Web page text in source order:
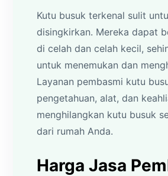
Kutu busuk terkenal sulit
disingkirkan. Mereka dapat
di celah dan celah kecil,
untuk menemukan dan
Layanan pembasmi kutu
pengetahuan, alat, dan
menghilangkan kutu busuk
dari rumah Anda.
Harga Jasa